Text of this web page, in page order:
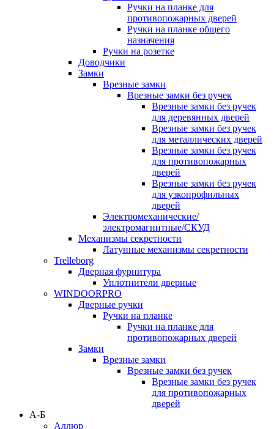
Ручки на планке для
противопожарных дверей
Ручки на планке общего
назначения
Ручки на розетке
Доводчики
Замки
Врезные замки
Врезные замки без ручек
Врезные замки без ручек
для деревянных дверей
Врезные замки без ручек
для металлических дверей
Врезные замки без ручек
для противопожарных
дверей
Врезные замки без ручек
для узкопрофильных
дверей
Электромеханические/
электромагнитные/СКУД
Механизмы секретности
Латунные механизмы секретности
Trelleborg
Дверная фурнитура
Уплотнители дверные
WINDOORPRO
Дверные ручки
Ручки на планке
Ручки на планке для
противопожарных дверей
Замки
Врезные замки
Врезные замки без ручек
Врезные замки без ручек
для противопожарных
дверей
А-Б
Аллюр